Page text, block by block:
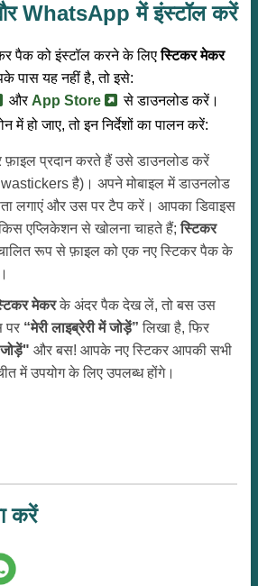
WhatsApp में इंस्टॉल करें
पैक को इंस्टॉल करने के लिएस्टिकर मेकर
पास यह नहीं है, तो इसे:
और App Store
से डाउनलोड करें।
हो जाए, तो इन निर्देशों का पालन करें:
फ़ाइल प्रदान करते हैं उसे डाउनलोड करें
है)। अपने मोबाइल में डाउनलोड
लगाएं और उस पर टैप करें। आपका डिवाइस
एप्लिकेशन से खोलना चाहते हैं;स्टिकर
रूप से फ़ाइल को एक नए स्टिकर पैक के
मेकरके अंदर पैक देख लें, तो बस उस
पर “मेरी लाइब्रेरी में जोड़ें” लिखा है, फिर
और बस! आपके नए स्टिकर आपकी सभी
में उपयोग के लिए उपलब्ध होंगे।
करें